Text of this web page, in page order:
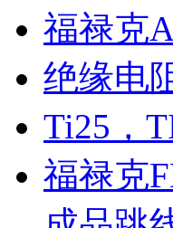
福禄克
绝缘电
Ti25，
福禄克